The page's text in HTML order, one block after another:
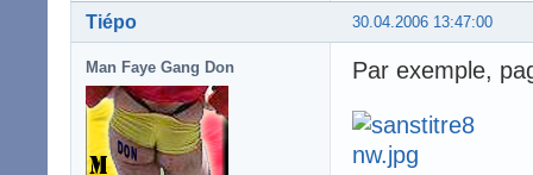
30.04.2006 13:47:00
Tiépo
Man Faye Gang Don Par exemple,